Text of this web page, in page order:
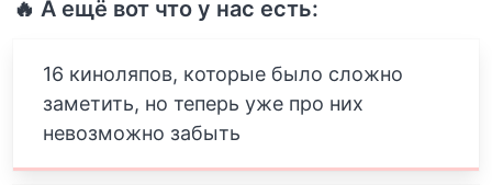
🔥 А ещё вот что у нас есть:
16 киноляпов, которые было сложно
заметить, но теперь уже про них
невозможно забыть